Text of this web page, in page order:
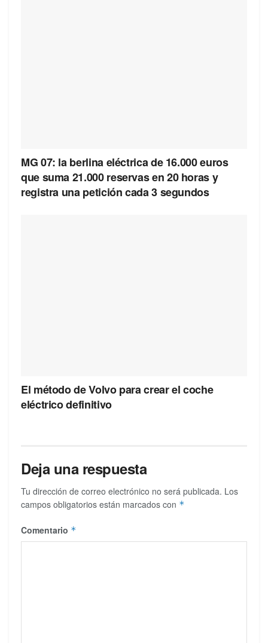
MG 07: la berlina eléctrica de 16.000 euros
que suma 21.000 reservas en 20 horas y
registra una petición cada 3 segundos
El método de Volvo para crear el coche
eléctrico definitivo
Deja una respuesta
Tu dirección de correo electrónico no será publicada. Los
campos obligatorios están marcados con *
Comentario *